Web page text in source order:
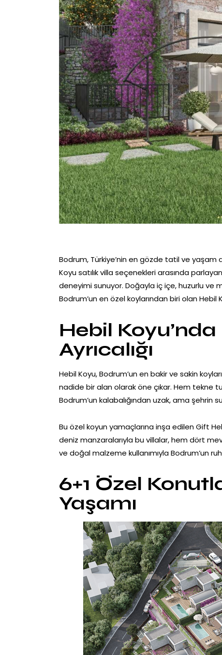
Bodrum, Türkiye’nin en gözde tatil ve yaşam
Koyu satılık villa seçenekleri arasında
deneyimi sunuyor. Doğayla iç içe, huzurlu ve
Bodrum’un en özel koylarından biri olan
Hebil
Ayrıcalığı
Hebil Koyu, Bodrum’un en bakir ve sakin
nadide bir alan olarak öne çıkar. Hem tekne
Bodrum’un kalabalığından uzak, ama şehrin
Bu özel koyun yamaçlarına inşa edilen Gift
deniz manzaralarıyla bu villalar, hem dört
ve doğal malzeme kullanımıyla Bodrum’un
6+1 Özel
Yaşamı